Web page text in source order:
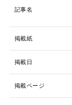
記事名
掲載紙
掲載日
掲載ページ